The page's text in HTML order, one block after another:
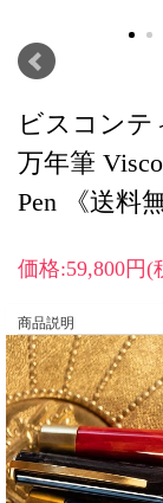
ビスコンテ
万年筆
Pen 《送料
価格:59,800円(
商品説明